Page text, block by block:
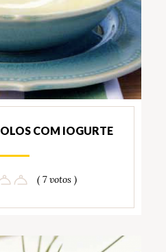
COM IOGURTE
( 7 votos )